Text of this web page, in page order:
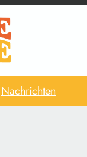
Nachrichten